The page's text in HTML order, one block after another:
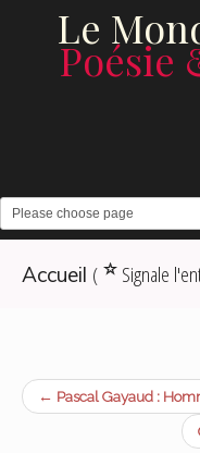
Le
Poésie
Accueil ( Signale
← Pascal Gayaud :